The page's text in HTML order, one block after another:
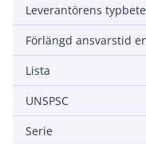
Lista
UNSPSC
Serie